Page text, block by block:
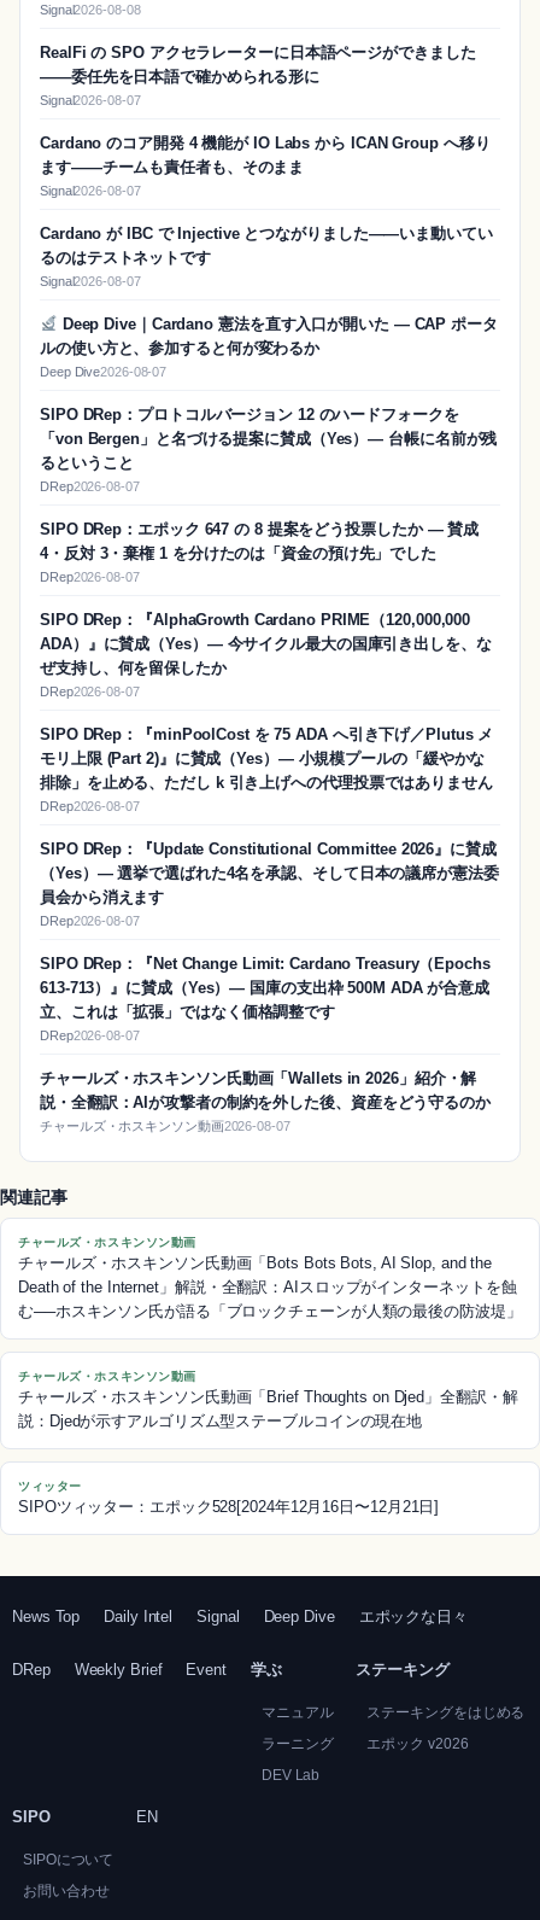
Signal2026-08-08
RealFi の SPO アクセラレーターに日本語ページができました
——委任先を日本語で確かめられる形に
Signal2026-08-07
Cardano のコア開発 4 機能が IO Labs から ICAN Group へ移り
ます——チームも責任者も、そのまま
Signal2026-08-07
Cardano が IBC で Injective とつながりました——いま動いてい
るのはテストネットです
Signal2026-08-07
Deep Dive｜Cardano 憲法を直す入口が開いた — CAP ポータ
ルの使い方と、参加すると何が変わるか
Deep Dive2026-08-07
SIPO DRep：プロトコルバージョン 12 のハードフォークを
「von Bergen」と名づける提案に賛成（Yes）― 台帳に名前が残
るということ
DRep2026-08-07
SIPO DRep：エポック 647 の 8 提案をどう投票したか ― 賛成
4・反対 3・棄権 1 を分けたのは「資金の預け先」でした
DRep2026-08-07
SIPO DRep：『AlphaGrowth Cardano PRIME（120,000,000
ADA）』に賛成（Yes）― 今サイクル最大の国庫引き出しを、な
ぜ支持し、何を留保したか
DRep2026-08-07
SIPO DRep：『minPoolCost を 75 ADA へ引き下げ／Plutus メ
モリ上限 (Part 2)』に賛成（Yes）― 小規模プールの「緩やかな
排除」を止める、ただし k 引き上げへの代理投票ではありません
DRep2026-08-07
SIPO DRep：『Update Constitutional Committee 2026』に賛成
（Yes）― 選挙で選ばれた4名を承認、そして日本の議席が憲法委
員会から消えます
DRep2026-08-07
SIPO DRep：『Net Change Limit: Cardano Treasury（Epochs
613-713）』に賛成（Yes）― 国庫の支出枠 500M ADA が合意成
立、これは「拡張」ではなく価格調整です
DRep2026-08-07
チャールズ・ホスキンソン氏動画「Wallets in 2026」紹介・解
説・全翻訳：AIが攻撃者の制約を外した後、資産をどう守るのか
チャールズ・ホスキンソン動画2026-08-07
関連記事
チャールズ・ホスキンソン動画
チャールズ・ホスキンソン氏動画「Bots Bots Bots, AI Slop, and the
Death of the Internet」解説・全翻訳：AIスロップがインターネットを蝕
む──ホスキンソン氏が語る「ブロックチェーンが人類の最後の防波堤」
チャールズ・ホスキンソン動画
チャールズ・ホスキンソン氏動画「Brief Thoughts on Djed」全翻訳・解
説：Djedが示すアルゴリズム型ステーブルコインの現在地
ツィッター
SIPOツィッター：エポック528[2024年12月16日〜12月21日]
News Top Daily Intel Signal Deep Dive エポックな日々
DRep Weekly Brief Event 学ぶ
マニュアル
ラーニング
DEV Lab
ステーキング
ステーキングをはじめる
エポック v2026
SIPO
SIPOについて
お問い合わせ
EN